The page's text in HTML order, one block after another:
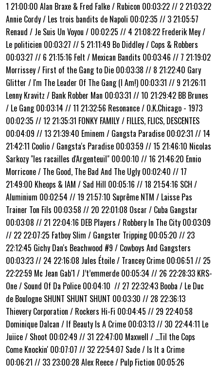
1 21:00:00 Alan Braxe & Fred Falke / Rubicon 00:03:22 // 2 21:03:22
Annie Cordy / Les trois bandits de Napoli 00:02:35 // 3 21:05:57
Renaud / Je Suis Un Voyou / 00:02:25 // 4 21:08:22 Frederik Mey /
Le politicien 00:03:27 // 5 21:11:49 Bo Diddley / Cops & Robbers
00:03:27 // 6 21:15:16 Felt / Mexican Bandits 00:03:46 // 7 21:19:02
Morrissey / First of the Gang to Die 00:03:38 // 8 21:22:40 Gary
Glitter / I'm The Leader Of The Gang (I Am!) 00:03:31 // 9 21:26:11
Lenny Kravitz / Bank Robber Man 00:03:31 // 10 21:29:42 BB Brunes
/ Le Gang 00:03:14 // 11 21:32:56 Resonance / O.K.Chicago - 1973
00:02:35 // 12 21:35:31 FONKY FAMILY / FILLES, FLICS, DESCENTES
00:04:09 // 13 21:39:40 Eminem / Gangsta Paradise 00:02:31 // 14
21:42:11 Coolio / Gangsta's Paradise 00:03:59 // 15 21:46:10 Nicolas
Sarkozy "les racailles d'Argenteuil" 00:00:10 // 16 21:46:20 Ennio
Morricone / The Good, The Bad And The Ugly 00:02:40 // 17
21:49:00 Kheops & IAM / Sad Hill 00:05:16 // 18 21:54:16 SCH /
Aluminium 00:02:54 // 19 21:57:10 Suprême NTM / Laisse Pas
Trainer Ton Fils 00:03:58 // 20 22:01:08 Oscar / Cuba Gangstar
00:03:08 // 21 22:04:16 DEB Players / Robbery In The City 00:03:09
// 22 22:07:25 Fatboy Slim / Gangster Tripping 00:05:20 // 23
22:12:45 Gichy Dan's Beachwood #9 / Cowboys And Gangsters
00:03:23 // 24 22:16:08 Jules Étoile / Trancey Crime 00:06:51 // 25
22:22:59 Mc Jean Gab'1 / J’t’emmerde 00:05:34 // 26 22:28:33 KRS-
One / Sound Of Da Police 00:04:10 // 27 22:32:43 Booba / Le Duc
de Boulogne SHUNT SHUNT SHUNT 00:03:30 // 28 22:36:13
Thievery Corporation / Rockers Hi-Fi 00:04:45 // 29 22:40:58
Dominique Dalcan / If Beauty Is A Crime 00:03:13 // 30 22:44:11 Le
Juiice / Shoot 00:02:49 // 31 22:47:00 Maxwell / ...Til the Cops
Come Knockin' 00:07:07 // 32 22:54:07 Sade / Is It a Crime
00:06:21 // 33 23:00:28 Alex Reece / Pulp Fiction 00:05:26